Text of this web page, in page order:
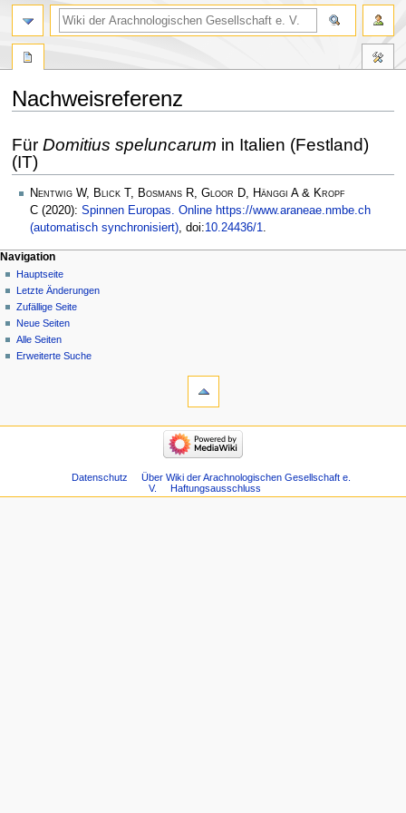
Nachweisreferenz
Navigation
springen
Suche
springen
Für Domitius speluncarum in Italien (Festland)
(IT)
Nentwig W, Blick T, Bosmans R, Gloor D, Hänggi A & Kropf
C (2020): Spinnen Europas. Online https://www.araneae.nmbe.ch
(automatisch synchronisiert), doi:10.24436/1.
Navigation
Hauptseite
Letzte Änderungen
Zufällige Seite
Neue Seiten
Alle Seiten
Erweiterte Suche
Datenschutz
Über Wiki der Arachnologischen Gesellschaft e.
V.
Haftungsausschluss